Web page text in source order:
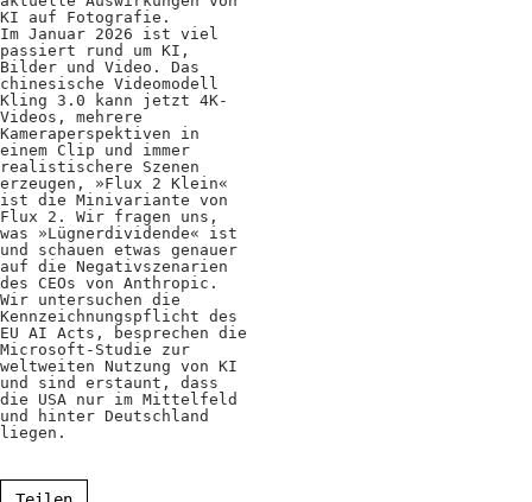
FREELENS Galerie
Showcases
Fakten für Politik und
Öffentlichkeit
Positionen
Verband
Fotograf*innen
Regionalgruppen
Projekte und Publikationen
KI auf Fotografie.
Im Januar 2026 ist viel
passiert rund um KI,
Bilder und Video. Das
chinesische Videomodell
Kling 3.0 kann jetzt 4K-
Videos, mehrere
Kameraperspektiven in
einem Clip und immer
realistischere Szenen
erzeugen, »Flux 2 Klein«
ist die Minivariante von
Flux 2. Wir fragen uns,
was »Lügnerdividende« ist
und schauen etwas genauer
auf die Negativszenarien
des CEOs von Anthropic.
Wir untersuchen die
Kennzeichnungspflicht des
EU AI Acts, besprechen die
Microsoft-Studie zur
weltweiten Nutzung von KI
und sind erstaunt, dass
die USA nur im Mittelfeld
und hinter Deutschland
liegen.